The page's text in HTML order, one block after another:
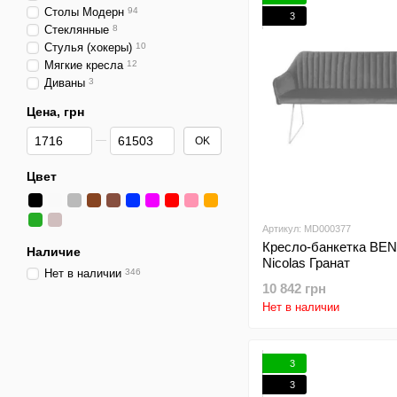
3
Артикул: MD000377
Кресло-банкетка
Nicolas Гранат
10 842 грн
Нет в наличии
3
3
Столы Модерн 94
Стеклянные 8
Стулья (хокеры) 10
Мягкие кресла 12
Диваны 3
Цена, грн
От Цена, грн
До Цена, грн OK
Цвет
Наличие
Нет в наличии 346